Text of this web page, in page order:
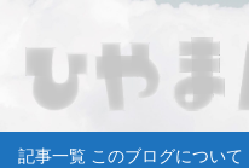
記事一覧 このブログについて